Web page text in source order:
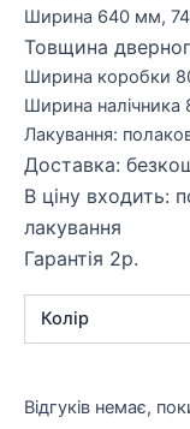
Ширина 640 мм,
Товщина
Ширина коробки
Ширина налічника
Лакування:
Доставка:
В ціну входить:
лакування
Гарантія 2р.
Колір
Відгуків немає,